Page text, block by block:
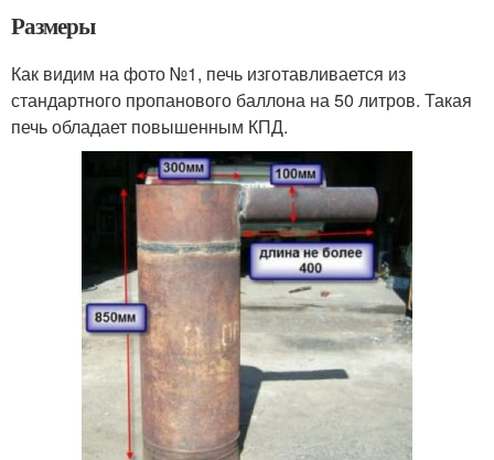
Размеры
Как видим на фото №1, печь изготавливается из
стандартного пропанового баллона на 50 литров. Такая
печь обладает повышенным КПД.